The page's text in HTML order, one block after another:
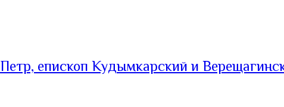
Петр, епископ Кудымкарский и